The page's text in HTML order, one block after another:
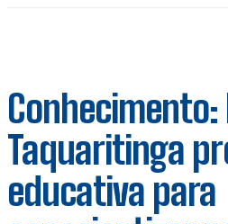
Conhecimento:
Taquaritinga
educativa para